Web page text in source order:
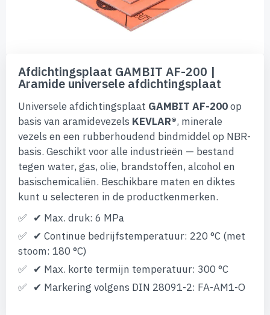
naar
begin
afbeeldingen-
Afdichtingsplaat GAMBIT AF-200 |
Aramide universele afdichtingsplaat
Universele afdichtingsplaat GAMBIT AF-200op
basis van aramidevezels KEVLAR®, minerale
vezels en een rubberhoudend bindmiddel op NBR-
basis. Geschikt voor alle industrieën — bestand
tegen water, gas, olie, brandstoffen, alcohol en
basischemicaliën. Beschikbare maten en diktes
kunt u selecteren in de productkenmerken.
✔ Max. druk: 6 MPa
✔ Continue bedrijfstemperatuur: 220 °C (met
stoom: 180 °C)
✔ Max. korte termijn temperatuur: 300 °C
✔ Markering volgens DIN 28091-2: FA-AM1-O